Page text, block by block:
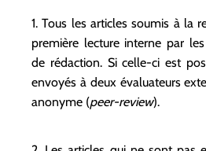
1. Tous les articles soumis à la
première lecture interne par
de rédaction. Si celle-ci est
envoyés à deux évaluateurs
anonyme (peer-review).